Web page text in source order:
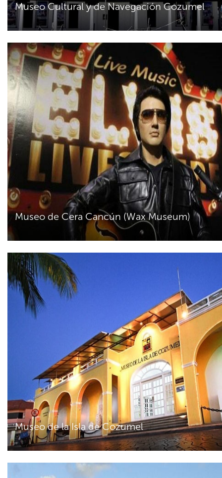
Museo Cultural y de Navegación Cozumel
Museo de Cera Cancún (Wax Museum)
Museo de la Isla de Cozumel